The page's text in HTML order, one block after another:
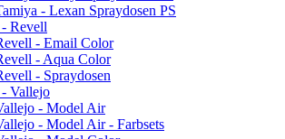
- Lexan Spraydosen PS
Revell
- Email Color
- Aqua Color
- Spraydosen
Vallejo
- Model Air
- Model Air - Farbsets